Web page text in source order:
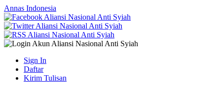
Annas Indonesia
Sign In
Daftar
Kirim Tulisan